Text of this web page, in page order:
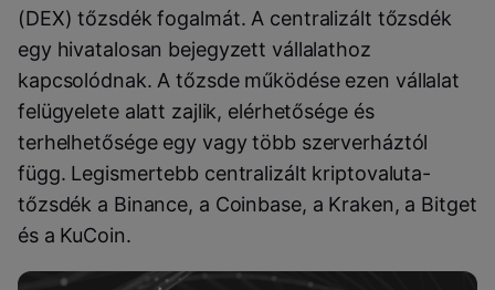
(DEX) tőzsdék fogalmát. A centralizált tőzsdék
egy hivatalosan bejegyzett vállalathoz
kapcsolódnak. A tőzsde működése ezen vállalat
felügyelete alatt zajlik, elérhetősége és
terhelhetősége egy vagy több szerverháztól
függ. Legismertebb centralizált kriptovaluta-
tőzsdék a Binance, a Coinbase, a Kraken, a Bitget
és a KuCoin.